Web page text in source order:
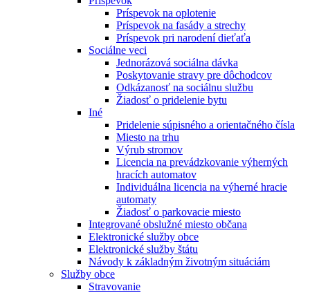
Príspevok na oplotenie
Príspevok na fasády a strechy
Príspevok pri narodení dieťaťa
Sociálne veci
Jednorázová sociálna dávka
Poskytovanie stravy pre dôchodcov
Odkázanosť na sociálnu službu
Žiadosť o pridelenie bytu
Iné
Pridelenie súpisného a orientačného čísla
Miesto na trhu
Výrub stromov
Licencia na prevádzkovanie výherných
hracích automatov
Individuálna licencia na výherné hracie
automaty
Žiadosť o parkovacie miesto
Integrované obslužné miesto občana
Elektronické služby obce
Elektronické služby štátu
Návody k základným životným situáciám
Služby obce
Stravovanie